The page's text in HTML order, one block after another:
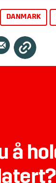
DANMARK
å